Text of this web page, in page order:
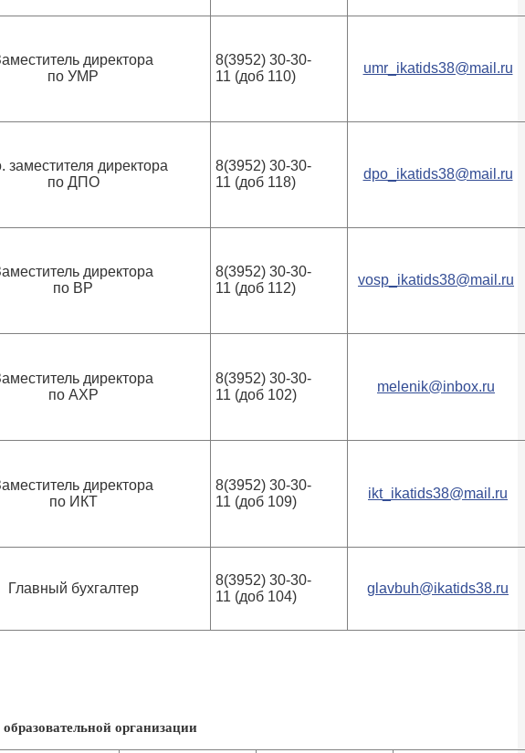
директора
по УМР
8(3952) 30-30-
11 (доб 110)
umr_ikatids38@mail.ru
заместителя директора
по ДПО
8(3952) 30-30-
11 (доб 118)
dpo_ikatids38@mail.ru
директора
по ВР
8(3952) 30-30-
11 (доб 112)
vosp_ikatids38@mail.ru
директора
по АХР
8(3952) 30-30-
11 (доб 102)
melenik@inbox.ru
директора
по ИКТ
8(3952) 30-30-
11 (доб 109)
ikt_ikatids38@mail.ru
Главный бухгалтер
8(3952) 30-30-
11 (доб 104)
glavbuh@ikatids38.ru
организации